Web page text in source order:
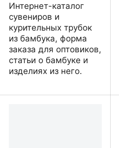
Интернет-каталог
сувениров и
курительных трубок
из бамбука, форма
заказа для оптовиков,
статьи о бамбуке и
изделиях из него.